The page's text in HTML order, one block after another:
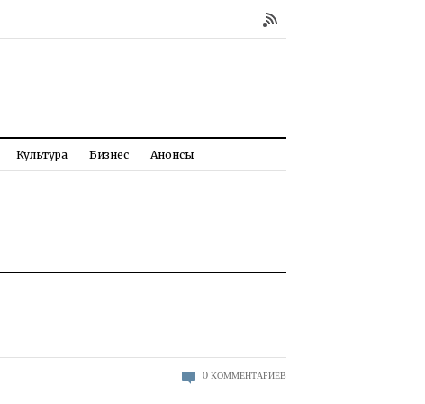
Культура Бизнес Анонсы
0 КОММЕНТАРИЕВ